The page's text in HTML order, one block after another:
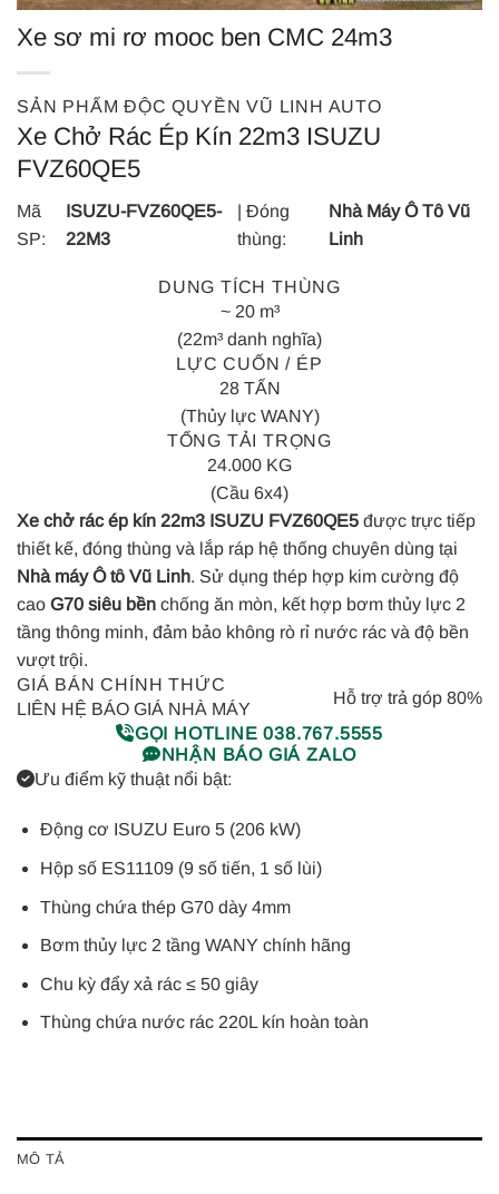
Xe sơ mi rơ mooc ben CMC 24m3
SẢN PHẨM ĐỘC QUYỀN VŨ LINH AUTO
Xe Chở Rác Ép Kín 22m3 ISUZU
FVZ60QE5
Mã
SP:
ISUZU-FVZ60QE5-
22M3
| Đóng
thùng:
Nhà Máy Ô Tô Vũ
Linh
DUNG TÍCH THÙNG
~ 20 m³
(22m³ danh nghĩa)
LỰC CUỐN / ÉP
28 TẤN
(Thủy lực WANY)
TỔNG TẢI TRỌNG
24.000 KG
(Cầu 6x4)
Xe chở rác ép kín 22m3 ISUZU FVZ60QE5 được trực tiếp
thiết kế, đóng thùng và lắp ráp hệ thống chuyên dùng tại
Nhà máy Ô tô Vũ Linh. Sử dụng thép hợp kim cường độ
cao G70 siêu bền chống ăn mòn, kết hợp bơm thủy lực 2
tầng thông minh, đảm bảo không rò rỉ nước rác và độ bền
vượt trội.
GIÁ BÁN CHÍNH THỨC
LIÊN HỆ BÁO GIÁ NHÀ MÁY
Hỗ trợ trả góp 80%
GỌI HOTLINE 038.767.5555
NHẬN BÁO GIÁ ZALO
Ưu điểm kỹ thuật nổi bật:
Động cơ ISUZU Euro 5 (206 kW)
Hộp số ES11109 (9 số tiến, 1 số lùi)
Thùng chứa thép G70 dày 4mm
Bơm thủy lực 2 tầng WANY chính hãng
Chu kỳ đẩy xả rác ≤ 50 giây
Thùng chứa nước rác 220L kín hoàn toàn
MÔ TẢ